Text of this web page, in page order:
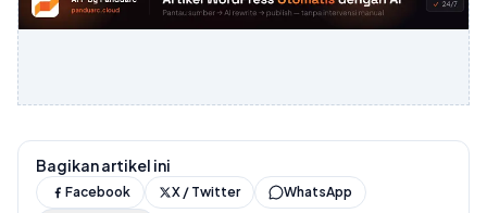
Bagikan artikel ini
Facebook X / Twitter
WhatsApp